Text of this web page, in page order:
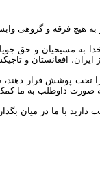
هیچ فرقه و گروهی
به مسیحیان و حق
ایران، افغانستان و
قرار دهند، شما
داوطلب به ما کمک
با ما در میان